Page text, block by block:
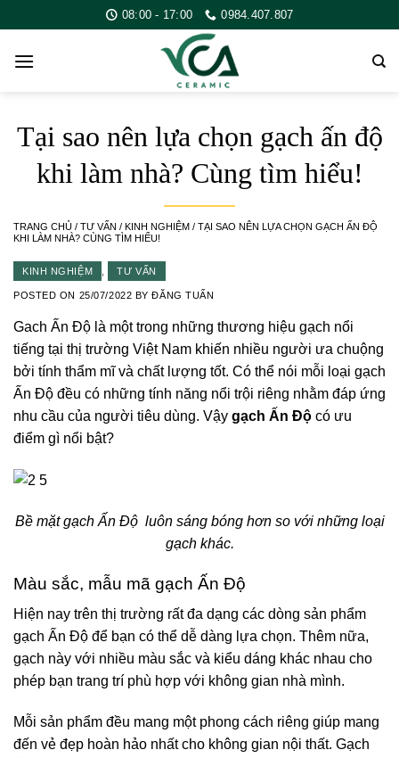
to
content
08:00 - 17:00 0984.407.807
Tại sao nên lựa chọn gạch ấn độ
khi làm nhà? Cùng tìm hiểu!
TRANG CHỦ / TƯ VẤN / KINH NGHIỆM / TẠI SAO NÊN LỰA CHỌN GẠCH ẤN ĐỘ
KHI LÀM NHÀ? CÙNG TÌM HIỂU!
KINH NGHIỆM TƯ VẤN
POSTED ON 25/07/2022 BYĐĂNG TUẤN
Gach Ấn Độ là một trong những thương hiệu gạch nổi
tiếng tại thị trường Việt Nam khiến nhiều người ưa chuộng
bởi tính thẩm mĩ và chất lượng tốt. Có thể nói mỗi loại gạch
Ấn Độ đều có những tính năng nổi trội riêng nhằm đáp ứng
nhu cầu của người tiêu dùng. Vậy gạch Ấn Độ có ưu
điểm gì nổi bật?
Bề mặt gạch Ấn Độ luôn sáng bóng hơn so với những loại
gạch khác.
Màu sắc, mẫu mã gạch Ấn Độ
Hiện nay trên thị trường rất đa dạng các dòng sản phẩm
gạch Ấn Độ để bạn có thể dễ dàng lựa chọn. Thêm nữa,
gạch này với nhiều màu sắc và kiểu dáng khác nhau cho
phép bạn trang trí phù hợp với không gian nhà mình.
Mỗi sản phẩm đều mang một phong cách riêng giúp mang
đến vẻ đẹp hoàn hảo nhất cho không gian nội thất. Gạch